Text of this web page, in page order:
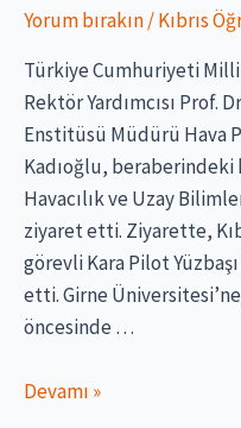
Yorum bırakın/Kıbrıs
Türkiye Cumhuriyeti
Rektör Yardımcısı Prof.
Enstitüsü Müdürü Hava
Kadıoğlu,
Havacılık ve Uzay
ziyaret etti. Ziyarette,
görevli Kara Pilot
etti. Girne
öncesinde …
Milli
Devamı »